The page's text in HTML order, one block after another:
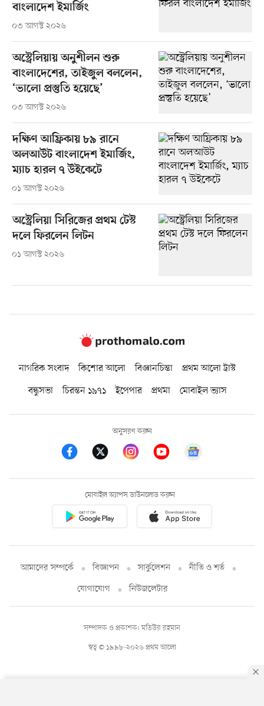
বাংলাদেশ ইমার্জিং
০৩ আগস্ট ২০২৬
অস্ট্রেলিয়ায় অনুশীলন শুরু
বাংলাদেশের, তাইজুল বললেন,
‘ভালো প্রস্তুতি হয়েছে’
০৩ আগস্ট ২০২৬
দক্ষিণ আফ্রিকায় ৮৯ রানে
অলআউট বাংলাদেশ ইমার্জিং,
ম্যাচ হারল ৭ উইকেটে
০১ আগস্ট ২০২৬
অস্ট্রেলিয়া সিরিজের প্রথম টেস্ট
দলে ফিরলেন লিটন
০১ আগস্ট ২০২৬
নাগরিক সংবাদ কিশোর আলো বিজ্ঞানচিন্তা
প্রথম আলো ট্রাস্ট
বন্ধুসভা
চিরন্তন ১৯৭১ ইপেপার প্রথমা মোবাইল ভ্যাস
অনুসরণ করুন
মোবাইল অ্যাপস ডাউনলোড করুন
আমাদের সম্পর্কে বিজ্ঞাপন সার্কুলেশন
নীতি ও শর্ত
যোগাযোগ
নিউজলেটার
স্বত্ব © ১৯৯৮-২০২৬ প্রথম আলো
সম্পাদক ও প্রকাশক: মতিউর রহমান